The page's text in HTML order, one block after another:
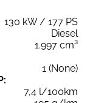
130 kW / 177 PS
Diesel
1.997 cm³
1 (None)
7,4 l/100km